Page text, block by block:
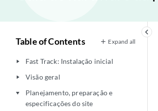
keyboard_arrow_left
Table of Contents Expand all
play_arrow Fast Track: Instalação inicial
play_arrow Visão geral
play_arrow
Planejamento, preparação e
especificações do site